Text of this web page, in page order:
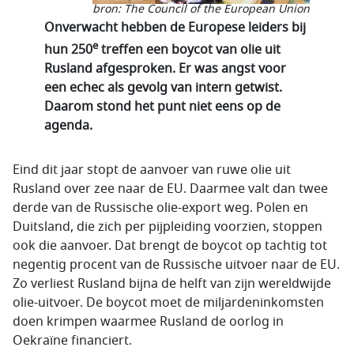
bron: The Council of the European Union
Onverwacht hebben de Europese leiders bij
hun 250etreffen een boycot van olie uit
Rusland afgesproken. Er was angst voor
een echec als gevolg van intern getwist.
Daarom stond het punt niet eens op de
agenda.
Eind dit jaar stopt de aanvoer van ruwe olie uit
Rusland over zee naar de EU. Daarmee valt dan twee
derde van de Russische olie-export weg. Polen en
Duitsland, die zich per pijpleiding voorzien, stoppen
ook die aanvoer. Dat brengt de boycot op tachtig tot
negentig procent van de Russische uitvoer naar de EU.
Zo verliest Rusland bijna de helft van zijn wereldwijde
olie-uitvoer. De boycot moet de miljardeninkomsten
doen krimpen waarmee Rusland de oorlog in
Oekraïne financiert.